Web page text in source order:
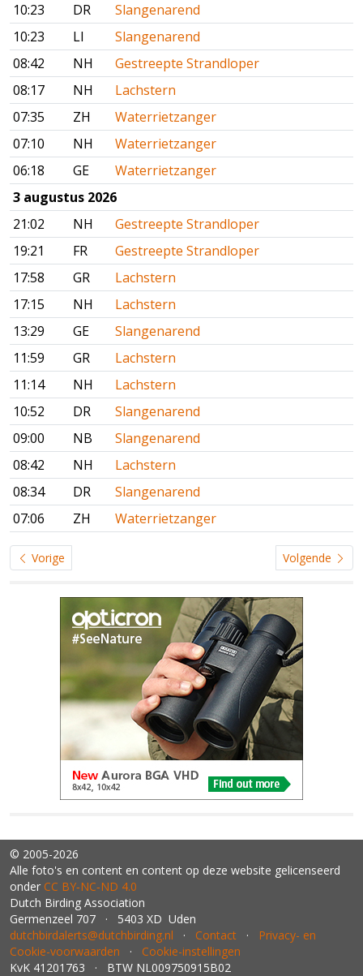
10:23
DR
Slangenarend
10:23
LI
Slangenarend
08:42
NH
Gestreepte Strandloper
08:17
NH
Lachstern
07:35
ZH
Waterrietzanger
07:10
NH
Waterrietzanger
06:18
GE
Waterrietzanger
3 augustus 2026
21:02
NH
Gestreepte Strandloper
19:21
FR
Gestreepte Strandloper
17:58
GR
Lachstern
17:15
NH
Lachstern
13:29
GE
Slangenarend
11:59
GR
Lachstern
11:14
NH
Lachstern
10:52
DR
Slangenarend
09:00
NB
Slangenarend
08:42
NH
Lachstern
08:34
DR
Slangenarend
07:06
ZH Waterrietzanger
Vorige Volgende
© 2005-2026
Alle foto's en content en content op deze website gelicenseerd
onder CC BY‑NC‑ND 4.0
Dutch Birding Association
Germenzeel 707 · 5403 XD Uden
dutchbirdalerts@dutchbirding.nl · Contact · Privacy- en
Cookie-voorwaarden · Cookie-instellingen
KvK 41201763 · BTW NL009750915B02